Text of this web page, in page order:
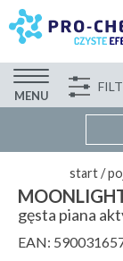
MENU
start/
gęsta piana
EAN: